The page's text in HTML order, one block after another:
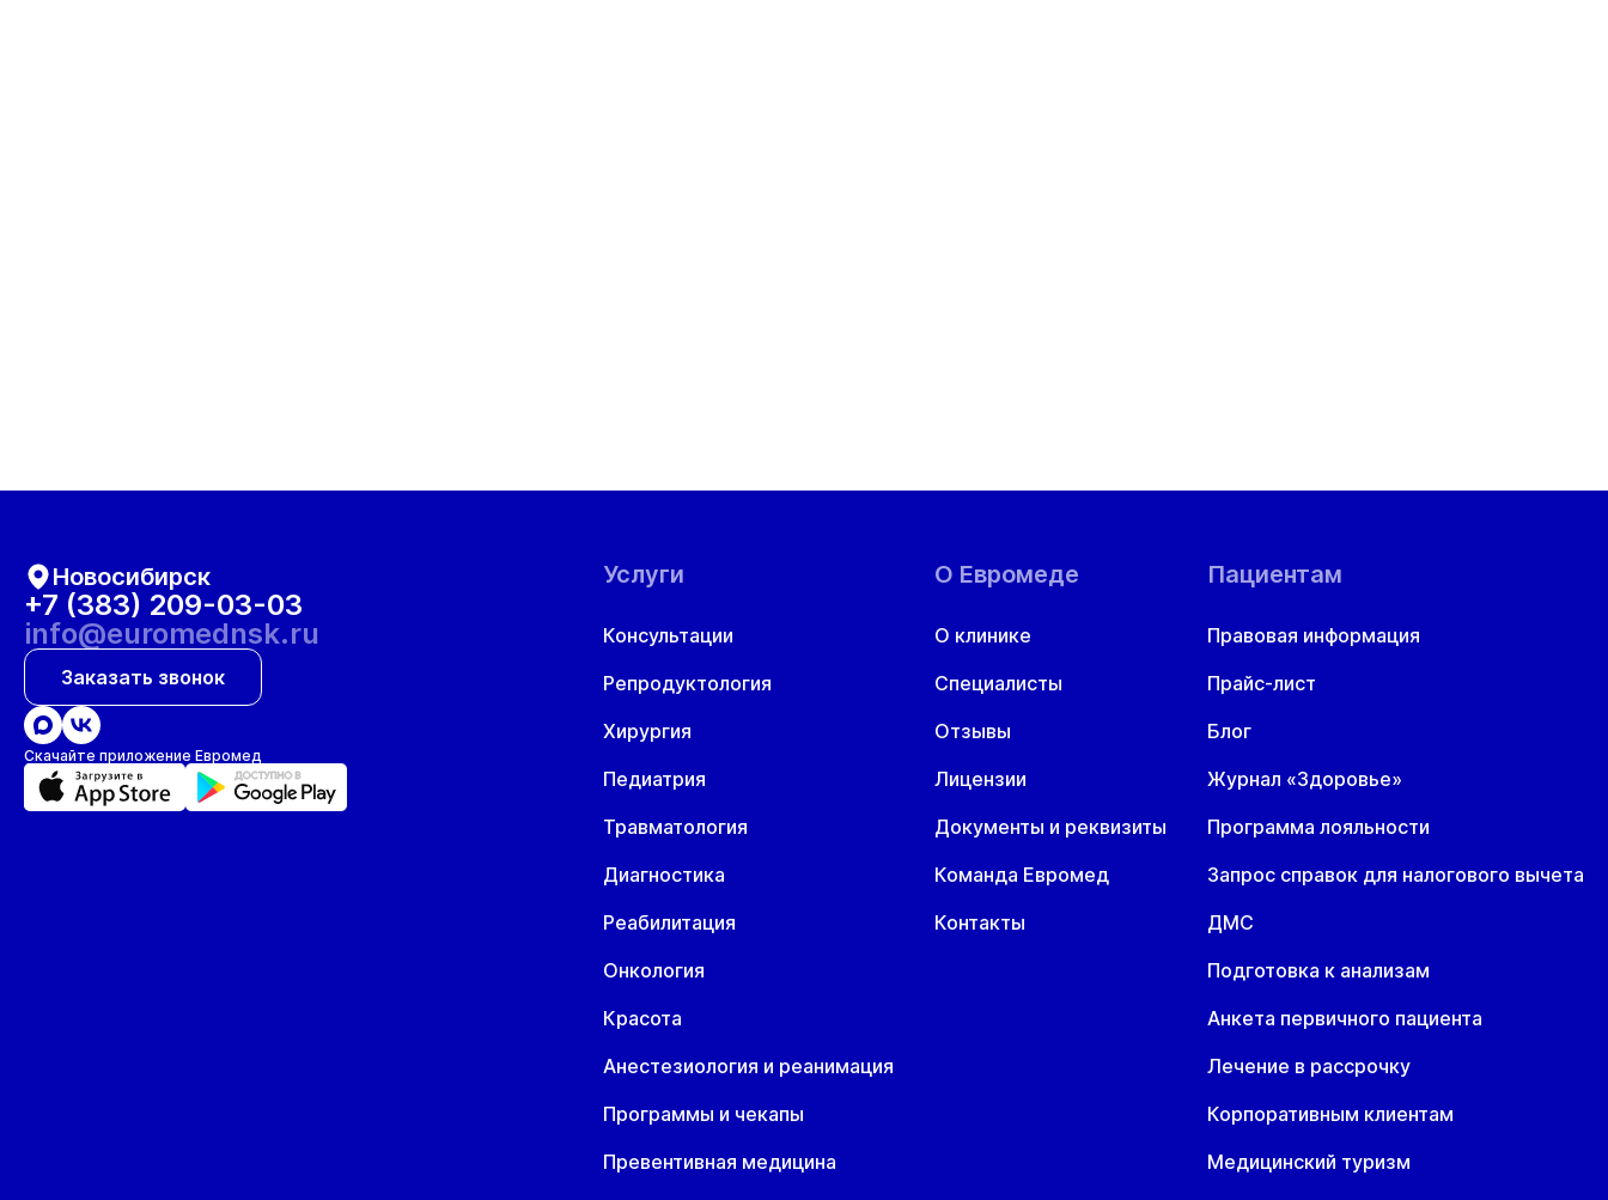
Новосибирск
+7 (383) 209-03-03
info@euromednsk.ru
Заказать звонок
Скачайте приложение Евромед
Услуги
Консультации
Репродуктология
Хирургия
Педиатрия
Травматология
Диагностика
Реабилитация
Онкология
Красота
Анестезиология и реанимация
Программы и чекапы
Превентивная медицина
О Евромеде
О клинике
Специалисты
Отзывы
Лицензии
Документы и реквизиты
Команда Евромед
Контакты
Пациентам
Правовая информация
Прайс-лист
Блог
Журнал «Здоровье»
Программа лояльности
Запрос справок для налогового вычета
ДМС
Подготовка к анализам
Анкета первичного пациента
Лечение в рассрочку
Корпоративным клиентам
Медицинский туризм